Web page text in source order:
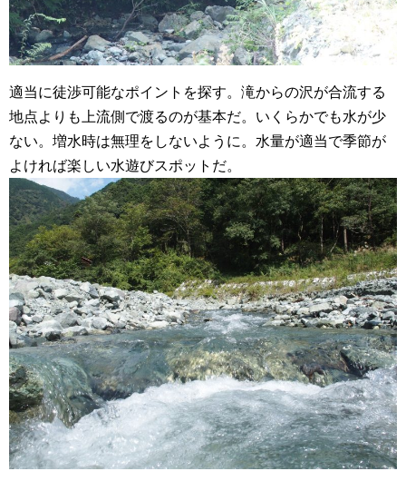
適当に徒渉可能なポイントを探す。滝からの沢が合流する
地点よりも上流側で渡るのが基本だ。いくらかでも水が少
ない。増水時は無理をしないように。水量が適当で季節が
よければ楽しい水遊びスポットだ。